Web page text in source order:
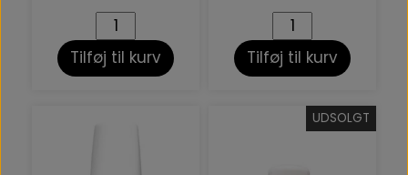
Tilføj til kurv Tilføj til kurv
UDSOLGT